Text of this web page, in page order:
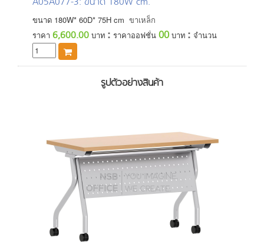
ขนาด 180W* 60D* 75H cm ขาเหล็ก
ราคา 6,600.00 บาท : ราคาออฟชั่น 00 บาท : จำนวน
รูปตัวอย่างสินค้า